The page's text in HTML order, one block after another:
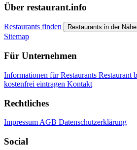
Über restaurant.info
Restaurants finden Restaurants in der Nähe
Sitemap
Für Unternehmen
Informationen für Restaurants Restaurant
kostenfrei eintragen Kontakt
Rechtliches
Impressum AGB Datenschutzerklärung
Social